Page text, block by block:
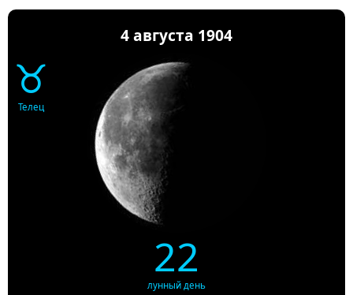
4 августа 1904
♉
Телец
22
лунный день